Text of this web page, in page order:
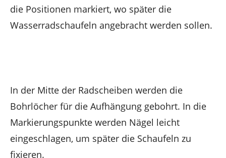
die Positionen markiert, wo später die
Wasserradschaufeln angebracht werden sollen.
In der Mitte der Radscheiben werden die
Bohrlöcher für die Aufhängung gebohrt. In die
Markierungspunkte werden Nägel leicht
eingeschlagen, um später die Schaufeln zu
fixieren.